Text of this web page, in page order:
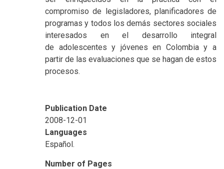
compromiso de legisladores, planificadores de
programas y todos los demás sectores sociales
interesados en el desarrollo integral
de adolescentes y jóvenes en Colombia y a
partir de las evaluaciones que se hagan de estos
procesos.
Publication Date
2008-12-01
Languages
Español.
Number of Pages